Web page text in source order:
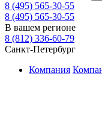
8 (495) 565-30-55
8 (495) 565-30-55
В вашем регионе
8 (812) 336-60-79
Санкт-Петербург
Компания